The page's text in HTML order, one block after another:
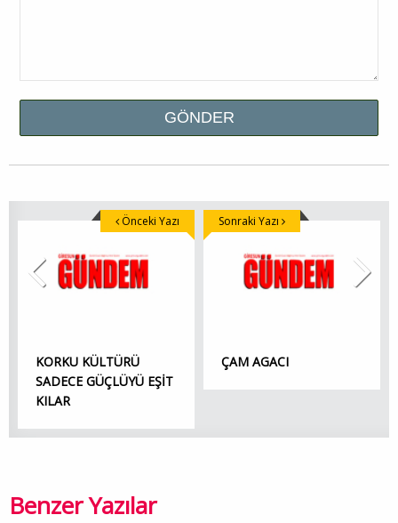
KORKU KÜLTÜRÜ
SADECE GÜÇLÜYÜ EŞİT
KILAR
Önceki Yazı
ÇAM AGACI
Sonraki Yazı
Benzer Yazılar